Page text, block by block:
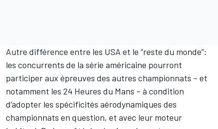
Autre différence entre les USA et le “reste du monde”:
les concurrents de la série américaine pourront
participer aux épreuves des autres championnats – et
notamment les 24 Heures du Mans – à condition
d’adopter les spécificités aérodynamiques des
championnats en question, et avec leur moteur